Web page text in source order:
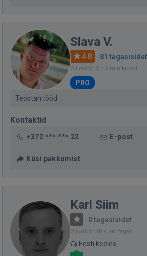
Slava V.
4.8 · 81 tagasisidet
Oli saidil: 1 h 6 min tagasi
PRO
Teostan tööd
Kontaktid
+372 *** *** 22 E-post
Küsi pakkumist
Karl Siim
· 0 tagasisidet
Oli saidil: 10 kuud tagasi
Eesti keeles